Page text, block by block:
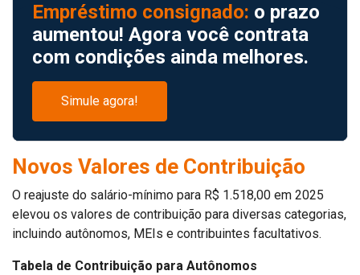
Empréstimo consignado: o prazo
aumentou! Agora você contrata
com condições ainda melhores.
Simule agora!
Novos Valores de Contribuição
O reajuste do salário-mínimo para R$ 1.518,00 em 2025
elevou os valores de contribuição para diversas categorias,
incluindo autônomos, MEIs e contribuintes facultativos.
Tabela de Contribuição para Autônomos